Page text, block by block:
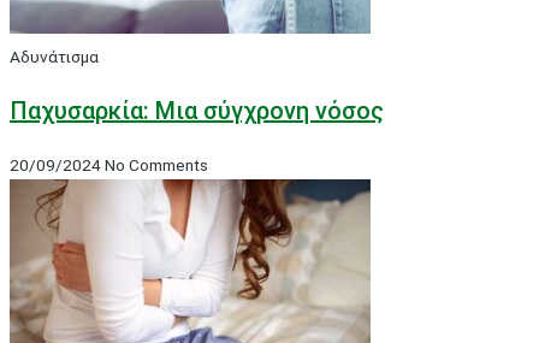
Αδυνάτισμα
Παχυσαρκία: Μια σύγχρονη νόσος
20/09/2024No Comments